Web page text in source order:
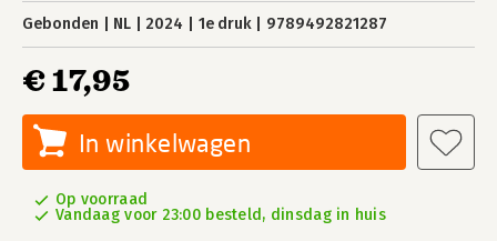
Gebonden NL 2024 1e druk 9789492821287
€ 17,95
In winkelwagen
Op voorraad
Vandaag voor 23:00 besteld, dinsdag in huis